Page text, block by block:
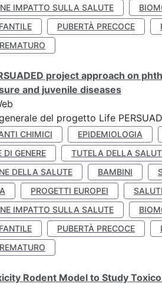
IMPATTO SULLA SALUTE
PUBERTÀ PRECOCE
project approach on
and juvenile diseases
del progetto Life
CHIMICI EPIDEMIOLOGIA
DI GENERE
TUTELA DELLA
DELLA SALUTE
BAMBINI
PROGETTI EUROPEI
IMPATTO SULLA SALUTE
PUBERTÀ PRECOCE
Rodent Model to Study